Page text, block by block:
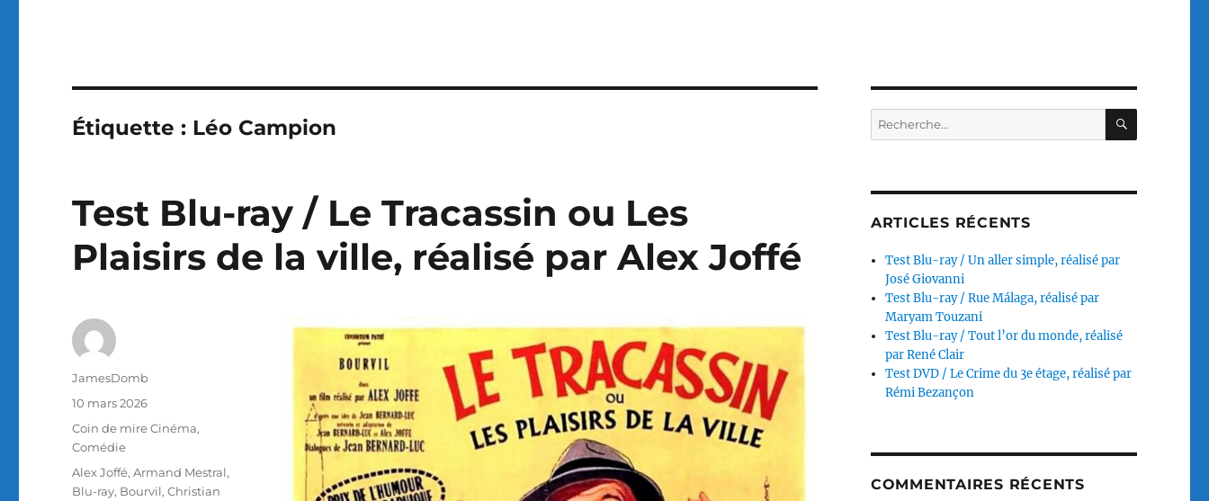
Étiquette : Léo Campion
Test Blu-ray / Le Tracassin ou Les
Plaisirs de la ville, réalisé par Alex Joffé
Auteur
JamesDomb
Publié
10 mars 2026
Catégories
Coin de mire Cinéma,
Comédie
Étiquettes
Alex Joffé,Armand Mestral,
Blu-ray, Bourvil,Christian
Recherche
pour :
ARTICLES RÉCENTS
Test Blu-ray / Un aller simple, réalisé par
José Giovanni
Test Blu-ray / Rue Málaga, réalisé par
Maryam Touzani
Test Blu-ray / Tout l’or du monde, réalisé
par René Clair
Test DVD / Le Crime du 3e étage, réalisé par
Rémi Bezançon
COMMENTAIRES RÉCENTS